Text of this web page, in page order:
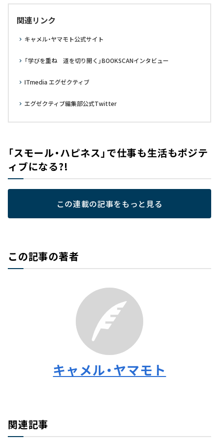
関連リンク
キャメル・ヤマモト公式サイト
「学びを重ね 道を切り開く」BOOKSCANインタビュー
ITmedia エグゼクティブ
エグゼクティブ編集部公式Twitter
「スモール・ハピネス」で仕事も生活もポジテ
ィブになる?!
この連載の記事をもっと見る
この記事の著者
キャメル・ヤマモト
関連記事